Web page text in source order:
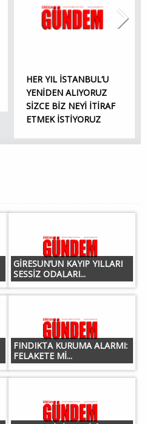
HER YIL İSTANBUL’U
YENİDEN ALIYORUZ
SİZCE BİZ NEYİ İTİRAF
ETMEK İSTİYORUZ
GİRESUN’UN KAYIP YILLARI
SESSİZ ODALARI...
FINDIKTA KURUMA ALARMI:
FELAKETE Mİ...